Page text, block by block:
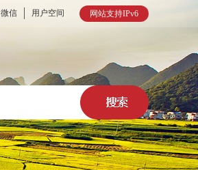
网站支持IPv6
微信 用户空间